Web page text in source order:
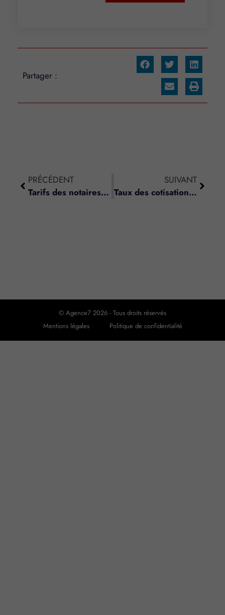
Partager :
PRÉCÉDENT
Tarifs des notaires – Dispositions spéciales aux départements du Bas-Rhin, du Haut-Rhin et de la Moselle
SUIVANT
Taux des cotisations sociales des clercs et employés de notaires – Année 2016
© Agence7 2026 - Tous droits réservés
Mentions légales
Politique de confidentialité